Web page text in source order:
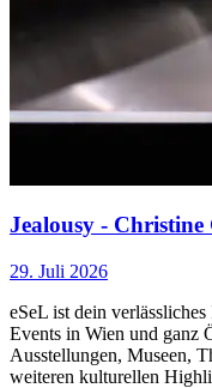
Jealousy -
29. Juli 2026
eSeL ist dein
Events in Wien und ganz
Ausstellungen, Museen,
weiteren kulturellen